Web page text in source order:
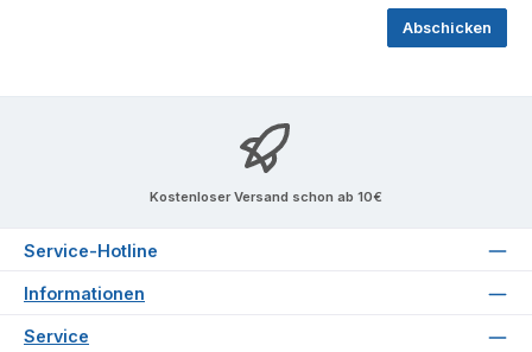
Abschicken
Kostenloser Versand schon ab 10€
Service-Hotline
Informationen
Service